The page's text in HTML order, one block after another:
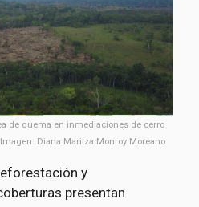
de quema en inmediaciones de cerro
Diana Maritza Monroy Moreano
y
presentan